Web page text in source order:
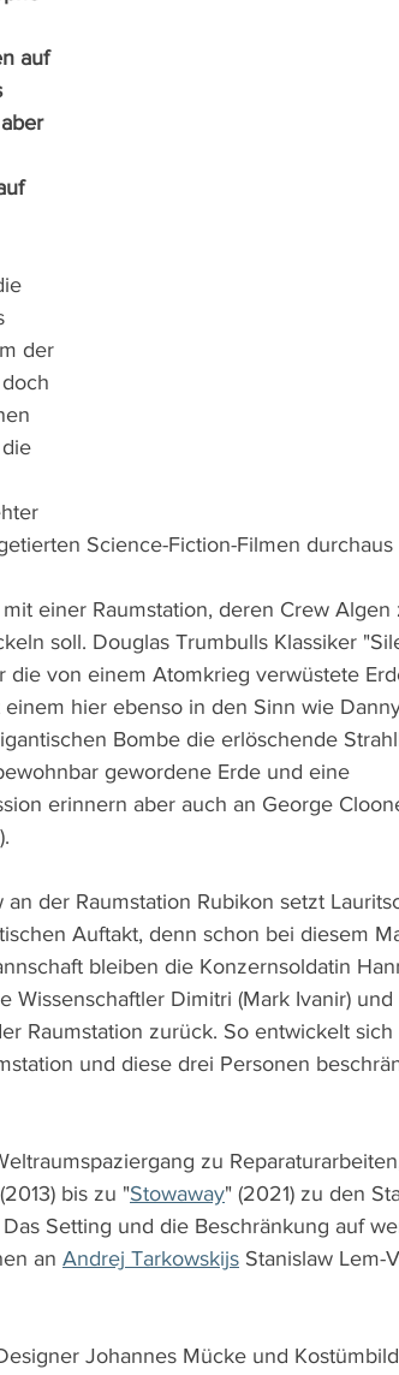
auf
der
Science-Fiction-Filmen durchaus
einer Raumstation, deren Crew Algen
soll. Douglas Trumbulls Klassiker
die von einem Atomkrieg verwüstete
hier ebenso in den Sinn wie
Bombe die erlöschende
gewordene Erde und eine
erinnern aber auch an George
der Raumstation Rubikon setzt
Auftakt, denn schon bei diesem
bleiben die Konzernsoldatin
Wissenschaftler Dimitri (Mark Ivanir)
Raumstation zurück. So entwickelt sich
und diese drei Personen
zu
bis zu "Stowaway" (2021) zu den
Setting und die Beschränkung auf
an Andrej Tarkowskijs Stanislaw Lem-
Johannes Mücke und